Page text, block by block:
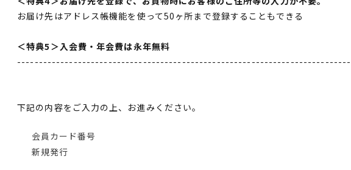
お届け先はアドレス帳機能を使って50ヶ所まで登録することもできる
＜特典5＞入会費・年会費は永年無料
下記の内容をご入力の上、お進みください。
会員カード番号
新規発行